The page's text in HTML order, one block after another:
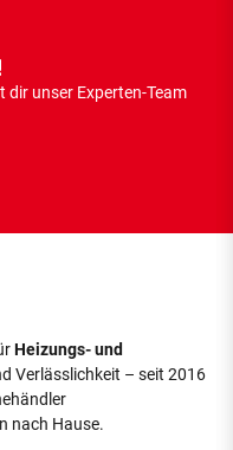
dir unser Experten-Team
Heizungs- und
Verlässlichkeit – seit 2016
nach Hause.